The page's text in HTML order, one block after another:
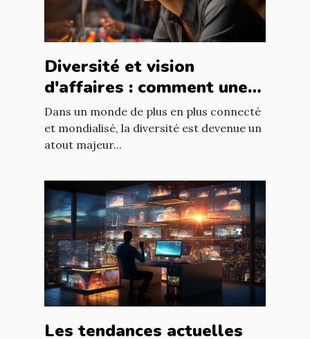
Diversité et vision
d'affaires : comment une
équipe diversifiée peut
stimuler l'innovation
Dans un monde de plus en plus connecté
et mondialisé, la diversité est devenue un
atout majeur...
Les tendances actuelles